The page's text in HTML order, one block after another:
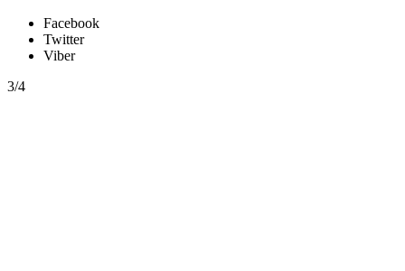
Facebook
Twitter
Viber
3/4